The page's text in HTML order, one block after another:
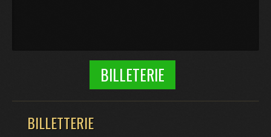
BILLETERIE
BILLETTERIE